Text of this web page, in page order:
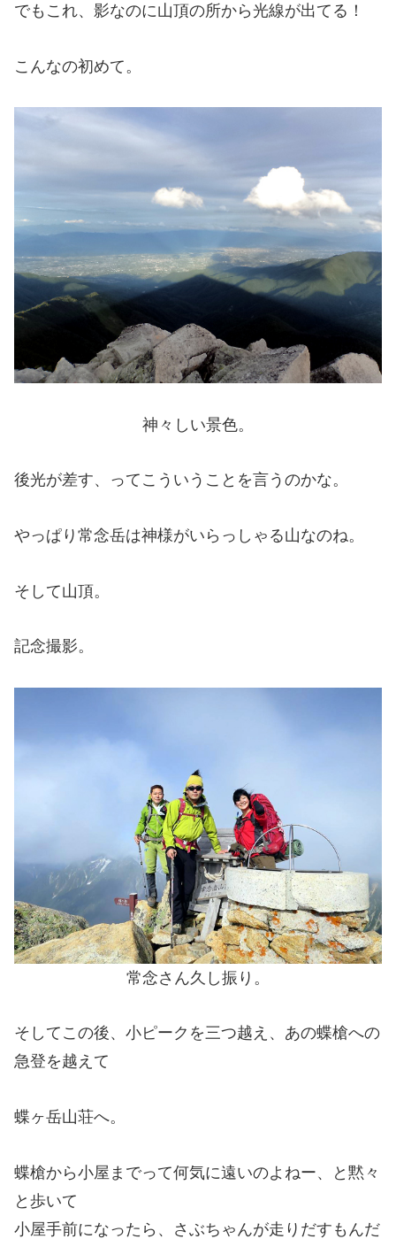
でもこれ、影なのに山頂の所から光線が出てる！
こんなの初めて。
神々しい景色。
後光が差す、ってこういうことを言うのかな。
やっぱり常念岳は神様がいらっしゃる山なのね。
そして山頂。
記念撮影。
常念さん久し振り。
そしてこの後、小ピークを三つ越え、あの蝶槍への
急登を越えて
蝶ヶ岳山荘へ。
蝶槍から小屋までって何気に遠いのよねー、と黙々
と歩いて
小屋手前になったら、さぶちゃんが走りだすもんだ